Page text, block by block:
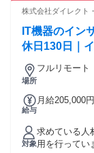
チームワーク
スキル】 ※必
（業界・年数不
と、 講師講習、
ット 2．実践
プ： AIによ
修で、未経験
している社員
株式会社ダイレクト
IT機器のイン
休日130日｜
場所
フルリモート
給与
月給205,000
手当】 全員
あり 1ヶ月あ
金額：なし 【月給】 ￥200,000～￥400,000＋残業代＋インセ
対象
求めている人
用を行っています◎ 【必須条件】 ・ 高